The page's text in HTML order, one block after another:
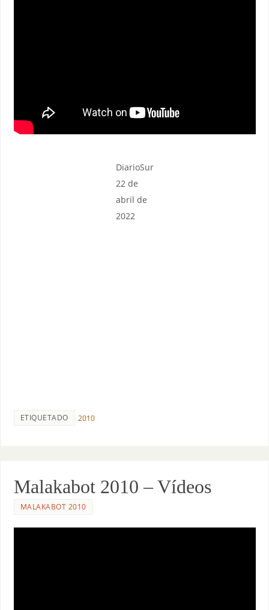
DiarioSur
22 de
abril de
2022
ETIQUETADO 2010
Malakabot 2010 – Vídeos
MALAKABOT 2010